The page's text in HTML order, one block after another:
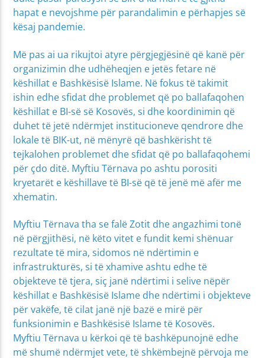
hapat e nevojshme për parandalimin e përhapjes së
kësaj pandemie.
Më pas ai ua rikujtoi atyre përgjegjësinë që kanë për
organizimin dhe udhëheqjen e jetës fetare në
këshillat e Bashkësisë Islame. Në fokus të takimit
ishin edhe sfidat dhe problemet që po ballafaqohen
këshillat e BI-së së Kosovës, si dhe koordinimin që
duhet të jetë ndërmjet institucioneve qendrore dhe
lokale të BIK-ut, në mënyrë që bashkërisht të
tejkalohen problemet dhe sfidat që po ballafaqohemi
për çdo ditë. Myftiu Tërnava po ashtu porositi
kryetarët e këshillave të BI-së që të jenë më afër me
xhematin.
Myftiu Tërnava tha se falë Zotit dhe angazhimi tonë
në përgjithësi, në këto vitet e fundit kemi shënuar
rezultate të mira, sidomos në ndërtimin e
infrastrukturës, si të xhamive ashtu edhe të
objekteve të tjera, siç janë ndërtimi i selive nëpër
këshillat e Bashkësisë Islame dhe ndërtimi i objekteve
për vakëfe, të cilat janë një bazë e mirë për
funksionimin e Bashkësisë Islame të Kosovës.
Myftiu Tërnava u kërkoi që të bashkëpunojnë edhe
më shumë ndërmjet vete, të shkëmbejnë përvoja me